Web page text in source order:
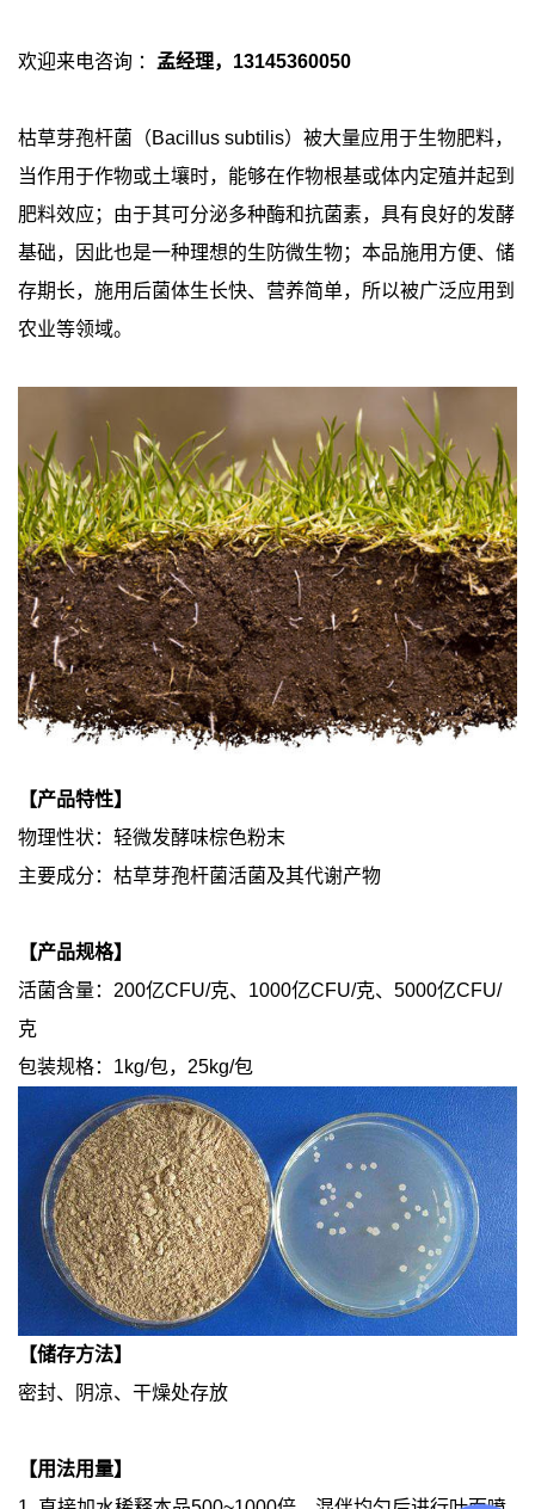
欢迎来电咨询 ： 孟经理，13145360050
枯草芽孢杆菌（Bacillus subtilis）被大量应用于生物肥料，
当作用于作物或土壤时，能够在作物根基或体内定殖并起到
肥料效应；由于其可分泌多种酶和抗菌素，具有良好的发酵
基础，因此也是一种理想的生防微生物；本品施用方便、储
存期长，施用后菌体生长快、营养简单，所以被广泛应用到
农业等领域。
【产品特性】
物理性状：轻微发酵味棕色粉末
主要成分：枯草芽孢杆菌活菌及其代谢产物
【产品规格】
活菌含量：200亿CFU/克、1000亿CFU/克、5000亿CFU/
克
包装规格：1kg/包，25kg/包
【储存方法】
密封、阴凉、干燥处存放
【用法用量】